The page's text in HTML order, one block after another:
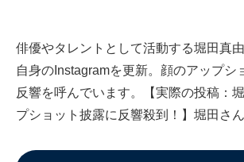
俳優やタレントとして活動する堀田真
自身のInstagramを更新。顔のアップシ
反響を呼んでいます。【実際の投稿：
プショット披露に反響殺到！】堀田さ